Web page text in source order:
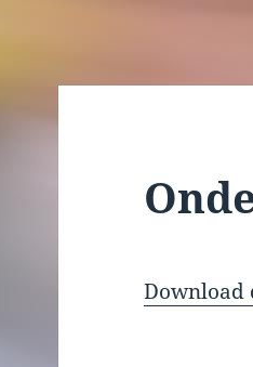
Download